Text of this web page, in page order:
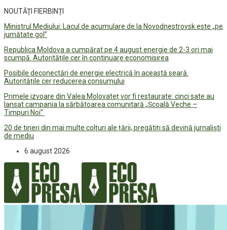
NOUTĂȚI FIERBINȚI
Ministrul Mediului: Lacul de acumulare de la Novodnestrovsk este „pe
jumătate gol”
Republica Moldova a cumpărat pe 4 august energie de 2-3 ori mai
scumpă. Autoritățile cer în continuare economisirea
Posibile deconectări de energie electrică în această seară.
Autoritățile cer reducerea consumului
Primele izvoare din Valea Molovateț vor fi restaurate: cinci sate au
lansat campania la sărbătoarea comunitară „Școală Veche –
Timpuri Noi”
20 de tineri din mai multe colțuri ale țării, pregătiți să devină jurnaliști
de mediu
6 august 2026